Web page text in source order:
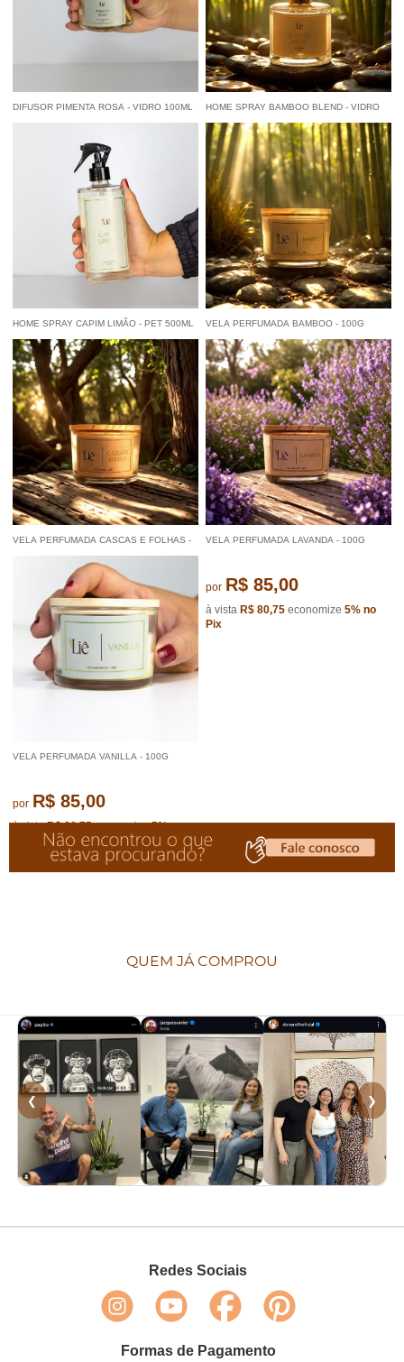
DIFUSOR PIMENTA ROSA - VIDRO 100ML
R$ 70,00
R$ 66,50 economize
HOME SPRAY BAMBOO BLEND - VIDRO
por R$ 95,00
à vistaR$ 90,25economize 5% no
Pix
HOME SPRAY CAPIM LIMÃO - PET 500ML
por R$ 119,00
à vista R$ 113,05economize5% no
Pix
VELA PERFUMADA BAMBOO - 100G
por R$ 85,00
à vistaR$ 80,75economize5% no
Pix
VELA PERFUMADA CASCAS E FOLHAS -
R$ 85,00
à vista R$ 80,75economize5%
no
VELA PERFUMADA LAVANDA - 100G
por R$ 85,00
à vista R$ 80,75 economize 5% no
Pix
VELA PERFUMADA VANILLA - 100G
por R$ 85,00
à vistaR$ 80,75economize5% no
QUEM JÁ COMPROU
❮ ❯
Redes Sociais
Formas de Pagamento